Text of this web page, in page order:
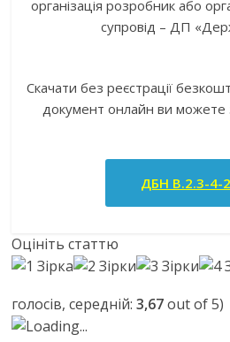
організація розробник або
супровід – ДП
Скачати без реєстрації
документ онлайн ви можете
ДБН В.2.3-4-
Оцініть статтю
голосів, середній:3,67out of 5)
Loading...